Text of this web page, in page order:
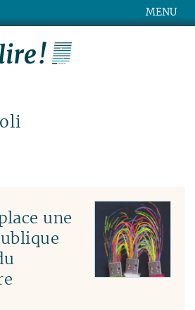
MENU
une